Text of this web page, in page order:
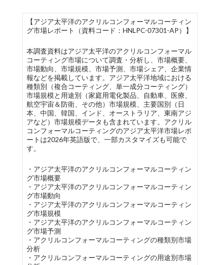
【アジア太平洋のアクリルコンフォーマルコーティン
グ市場レポート（資料コード：HNLPC-07301-AP）】
本調査資料はアジア太平洋のアクリルコンフォーマル
コーティング市場について調査・分析し、市場概要、
市場動向、市場規模、市場予測、市場シェア、企業情
報などを掲載しています。アジア太平洋地域における
種類別（複合コーティング、単一成分コーティング）
市場規模と用途別（家庭用電化製品、自動車、医療、
航空宇宙＆防衛、その他）市場規模、主要国別（日
本、中国、韓国、インド、オーストラリア、東南アジ
アなど）市場規模データも含まれています。アクリル
コンフォーマルコーティングのアジア太平洋市場レポ
ートは2026年英語版で、一部カスタマイズも可能で
す。
・アジア太平洋のアクリルコンフォーマルコーティン
グ市場概要
・アジア太平洋のアクリルコンフォーマルコーティン
グ市場動向
・アジア太平洋のアクリルコンフォーマルコーティン
グ市場規模
・アジア太平洋のアクリルコンフォーマルコーティン
グ市場予測
・アクリルコンフォーマルコーティングの種類別市場
分析
・アクリルコンフォーマルコーティングの用途別市場